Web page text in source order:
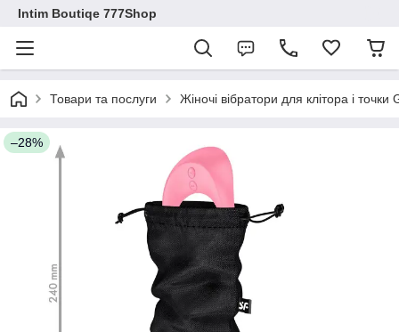
Intim Boutiqe 777Shop
Товари та послуги Жіночі вібратори для клітора і
–28%